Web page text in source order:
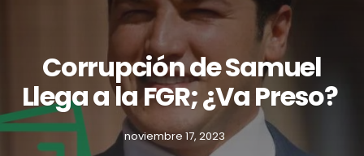
Corrupción de Samuel
Llega a la FGR; ¿Va Preso?
noviembre 17, 2023